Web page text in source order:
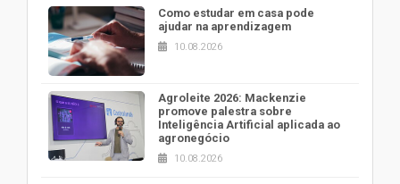
Como estudar em casa pode
ajudar na aprendizagem
10.08.2026
Agroleite 2026: Mackenzie
promove palestra sobre
Inteligência Artificial aplicada ao
agronegócio
10.08.2026